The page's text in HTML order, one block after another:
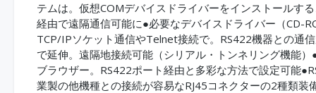
テムは。仮想COMデバイスドライバーをインストールす
経由で遠隔通信可能に●必要なデバイスドライバー（CD-
TCP/IPソケット通信やTelnet接続で。RS422機器との通
で延伸。遠隔地接続可能（シリアル・トンネリング機能
ブラウザー。RS422ポート経由と多彩な方法で設定可能
業製の他機種との接続が容易なRJ45コネクターの2種類